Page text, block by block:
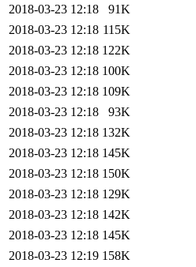
2018-03-23 12:18
91K
2018-03-23 12:18 115K
2018-03-23 12:18 122K
2018-03-23 12:18 100K
2018-03-23 12:18 109K
2018-03-23 12:18
93K
2018-03-23 12:18 132K
2018-03-23 12:18 145K
2018-03-23 12:18 150K
2018-03-23 12:18 129K
2018-03-23 12:18 142K
2018-03-23 12:18 145K
2018-03-23 12:19 158K